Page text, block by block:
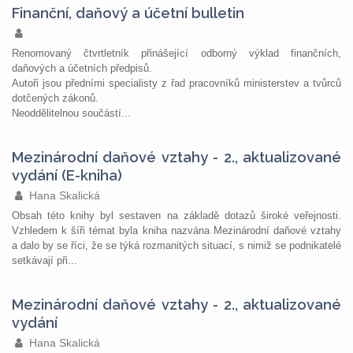
Finanční, daňový a účetní bulletin
Renomovaný čtvrtletník přinášející odborný výklad finančních,
daňových a účetních předpisů.
Autoři jsou předními specialisty z řad pracovníků ministerstev a tvůrců
dotčených zákonů.
Neoddělitelnou součástí...
Mezinárodní daňové vztahy - 2., aktualizované
vydání (E-kniha)
Hana Skalická
Obsah této knihy byl sestaven na základě dotazů široké veřejnosti.
Vzhledem k šíři témat byla kniha nazvána Mezinárodní daňové vztahy
a dalo by se říci, že se týká rozmanitých situací, s nimiž se podnikatelé
setkávají při...
Mezinárodní daňové vztahy - 2., aktualizované
vydání
Hana Skalická